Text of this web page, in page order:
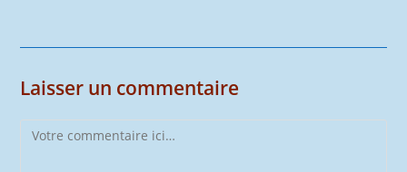
Laisser un commentaire
Comment